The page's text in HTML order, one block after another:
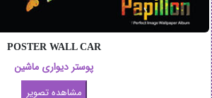
POSTER WALL CAR
پوستر دیواری ماشین